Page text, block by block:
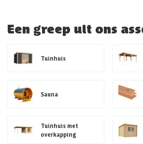
Een greep uit ons
Tuinhuis
Sauna
Tuinhuis met
overkapping